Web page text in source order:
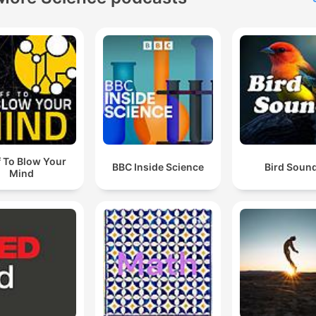
Blow Your
Mind
BBC Inside Science Bird